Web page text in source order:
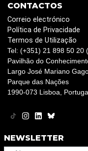
CONTACTOS
Correio electrónico
Política de Privacidade
Termos de Utilização
Tel: (+351) 21 898 50 20
Pavilhão do
Largo José Mariano
Parque das Nações
1990-073 Lisboa,
NEWSLETTER